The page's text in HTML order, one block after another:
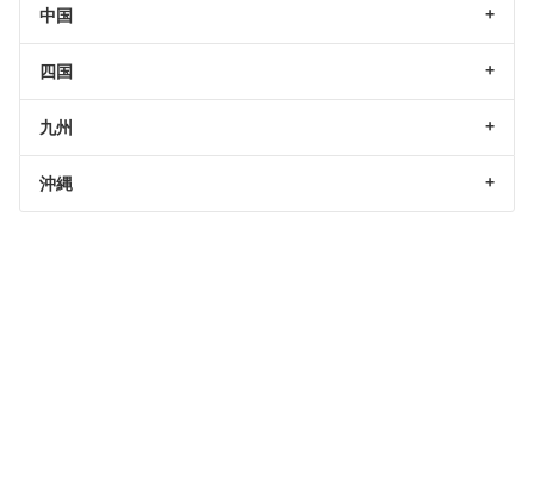
中国
四国
九州
沖縄